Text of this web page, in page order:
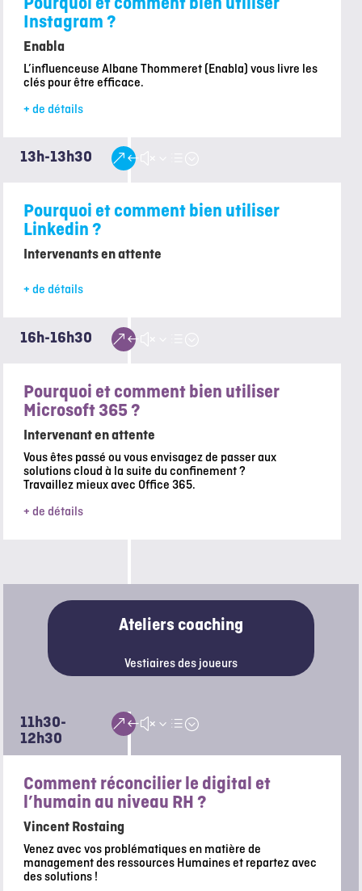
Instagram ?
Enabla
L’influenceuse Albane Thommeret (Enabla) vous livre les
clés pour être efficace.
+ de détails
13h-13h30 &#x3d;
Pourquoi et comment bien utiliser
Linkedin ?
Intervenants en attente
+ de détails
16h-16h30 &#x3d;
Pourquoi et comment bien utiliser
Microsoft 365 ?
Intervenant en attente
Vous êtes passé ou vous envisagez de passer aux
solutions cloud à la suite du confinement ?
Travaillez mieux avec Office 365.
+ de détails
Ateliers coaching
Vestiaires des joueurs
11h30-
12h30
&#x3d;
Comment réconcilier le digital et
l’humain au niveau RH ?
Vincent Rostaing
Venez avec vos problématiques en matière de
management des ressources Humaines et repartez avec
des solutions !